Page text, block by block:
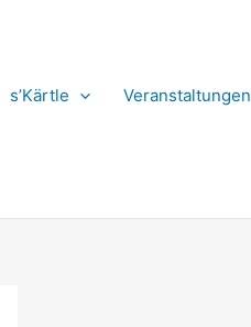
s’Kärtle Veranstaltungen